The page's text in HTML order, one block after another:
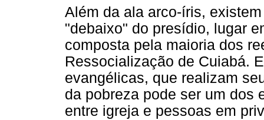
Além da ala arco-íris,
"debaixo" do presídio, lugar
composta pela maioria dos
Ressocialização de Cuiabá.
evangélicas, que realizam
da pobreza pode ser um dos
entre igreja e pessoas em